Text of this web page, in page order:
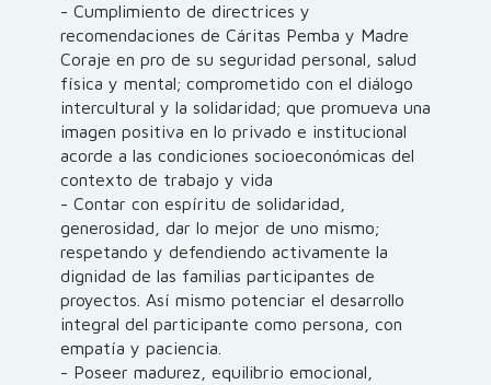
- Cumplimiento de directrices y
recomendaciones de Cáritas Pemba y Madre
Coraje en pro de su seguridad personal, salud
física y mental; comprometido con el diálogo
intercultural y la solidaridad; que promueva una
imagen positiva en lo privado e institucional
acorde a las condiciones socioeconómicas del
contexto de trabajo y vida
- Contar con espíritu de solidaridad,
generosidad, dar lo mejor de uno mismo;
respetando y defendiendo activamente la
dignidad de las familias participantes de
proyectos. Así mismo potenciar el desarrollo
integral del participante como persona, con
empatía y paciencia.
- Poseer madurez, equilibrio emocional,